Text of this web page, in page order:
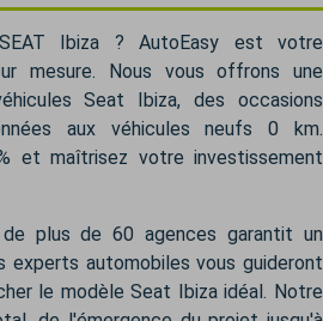
Ibiza ? AutoEasy est votre
mesure. Nous vous offrons une
Seat Ibiza, des occasions
aux véhicules neufs 0 km.
et maîtrisez votre investissement
plus de 60 agences garantit un
experts automobiles vous guideront
le modèle Seat Ibiza idéal. Notre